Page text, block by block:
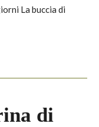
La buccia di
di